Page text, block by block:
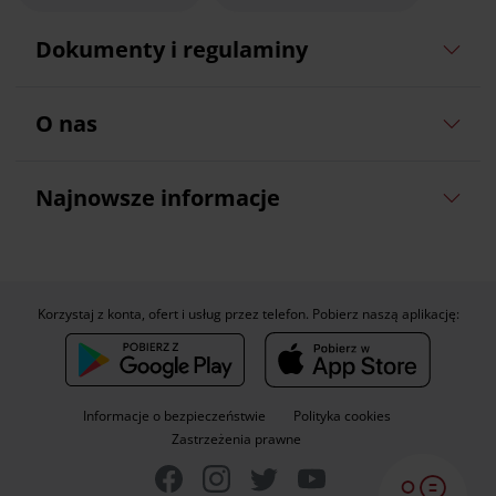
Dokumenty i regulaminy
O nas
Najnowsze informacje
Informacje o bezpieczeństwie
Polityka cookies
Zastrzeżenia prawne
Korzystaj z konta, ofert i usług przez telefon. Pobierz naszą aplikację: